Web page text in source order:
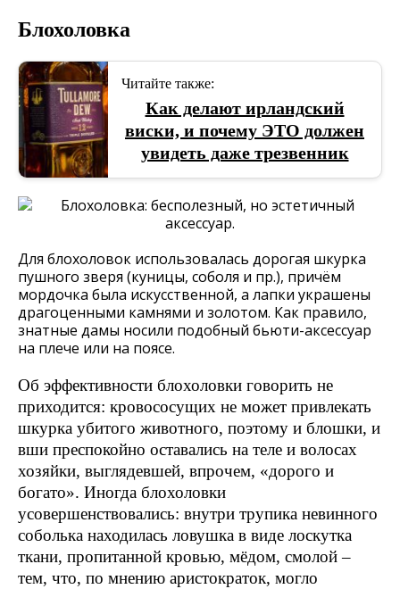
Блохоловка
Читайте также:
Как делают ирландский
виски, и почему ЭТО должен
увидеть даже трезвенник
Для блохоловок использовалась дорогая шкурка
пушного зверя (куницы, соболя и пр.), причём
мордочка была искусственной, а лапки украшены
драгоценными камнями и золотом. Как правило,
знатные дамы носили подобный бьюти-аксессуар
на плече или на поясе.
Об эффективности блохоловки говорить не
приходится: кровососущих не может привлекать
шкурка убитого животного, поэтому и блошки, и
вши преспокойно оставались на теле и волосах
хозяйки, выглядевшей, впрочем, «дорого и
богато». Иногда блохоловки
усовершенствовались: внутри трупика невинного
соболька находилась ловушка в виде лоскутка
ткани, пропитанной кровью, мёдом, смолой –
тем, что, по мнению аристократок, могло